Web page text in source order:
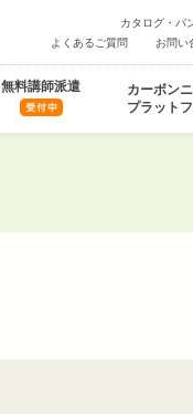
カタログ・パ
よくあるご質問
お問い
無料講師派遣
カーボン
プラット